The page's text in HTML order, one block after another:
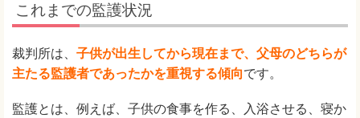
これまでの監護状況
裁判所は、 子供が出生してから現在まで、父母のどちらが
主たる監護者であったかを重視する傾向です。
監護とは、例えば、子供の食事を作る、入浴させる、寝か